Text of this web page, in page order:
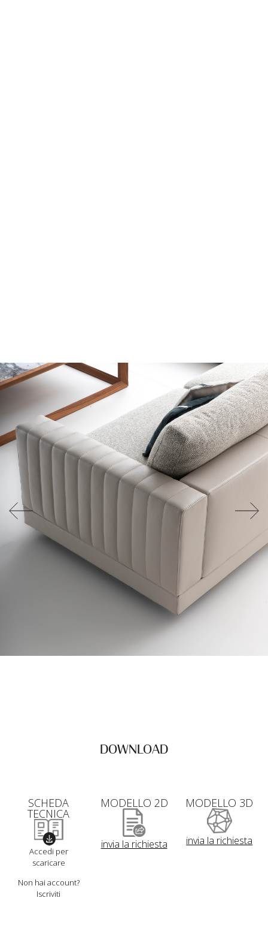
DOWNLOAD
SCHEDA
TECNICA
Accedi per
scaricare
Non hai account?
Iscriviti
MODELLO 2D
invia la richiesta
MODELLO 3D
invia la richiesta